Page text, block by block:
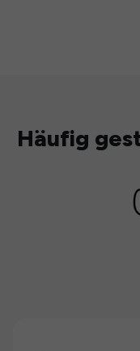
Häufig